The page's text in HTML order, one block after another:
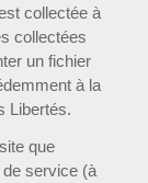
collectée à
collectées
un fichier
à la
Libertés.
que
service (à